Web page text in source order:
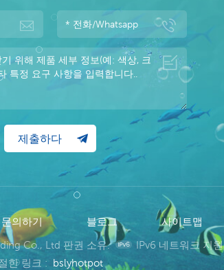
문의하기 블로그 사이트맵
Co., Ltd 판권 소유.
IPv6 네트워크 지원
한 링크 : bslyhotpot